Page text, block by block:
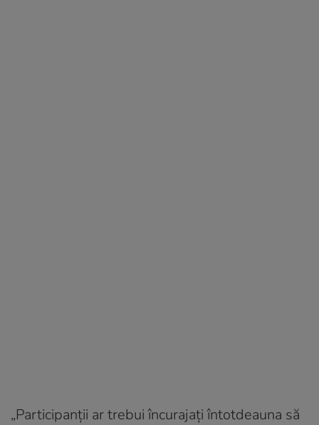
„Participanții ar trebui încurajați întotdeauna să